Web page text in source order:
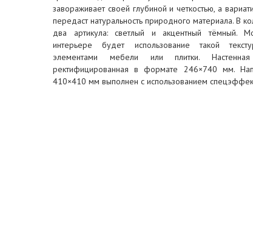
завораживает своей глубиной и четкостью, а
передаст натуральность природного материала. В
два артикула: светлый и акцентный тёмный.
интерьере будет использование такой
элементами мебели или плитки. Настенная
ректифицированная в формате 246×740 мм.
410×410 мм выполнен с использованием